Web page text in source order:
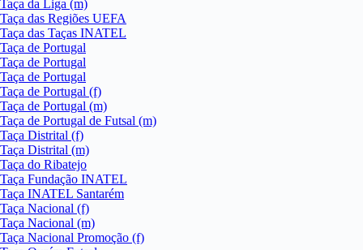
Taça da Liga (m)
Taça das Regiões UEFA
Taça das Taças INATEL
Taça de Portugal
Taça de Portugal
Taça de Portugal
Taça de Portugal (f)
Taça de Portugal (m)
Taça de Portugal de Futsal (m)
Taça Distrital (f)
Taça Distrital (m)
Taça do Ribatejo
Taça Fundação INATEL
Taça INATEL Santarém
Taça Nacional (f)
Taça Nacional (m)
Taça Nacional Promoção (f)